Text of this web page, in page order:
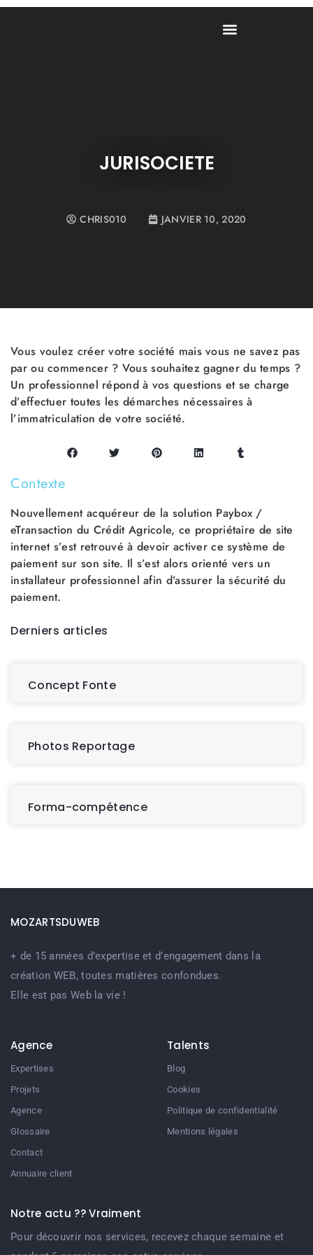
JURISOCIETE
CHRIS010 JANVIER 10, 2020
Vous voulez créer votre société mais vous ne savez pas
par ou commencer ? Vous souhaitez gagner du temps ?
Un professionnel répond à vos questions et se charge
d’effectuer toutes les démarches nécessaires à
l’immatriculation de votre société.
Contexte
Nouvellement acquéreur de la solution Paybox /
eTransaction du Crédit Agricole, ce propriétaire de site
internet s’est retrouvé à devoir activer ce système de
paiement sur son site. Il s’est alors orienté vers un
installateur professionnel afin d’assurer la sécurité du
paiement.
Derniers articles
Concept Fonte
Photos Reportage
Forma-compétence
MOZARTSDUWEB
+ de 15 années d’expertise et d’engagement dans la
création WEB, toutes matières confondues.
Elle est pas Web la vie !
Agence
Expertises
Projets
Agence
Glossaire
Contact
Annuaire client
Talents
Blog
Cookies
Politique de confidentialité
Mentions légales
Notre actu ?? Vraiment
Pour découvrir nos services, recevez chaque semaine et